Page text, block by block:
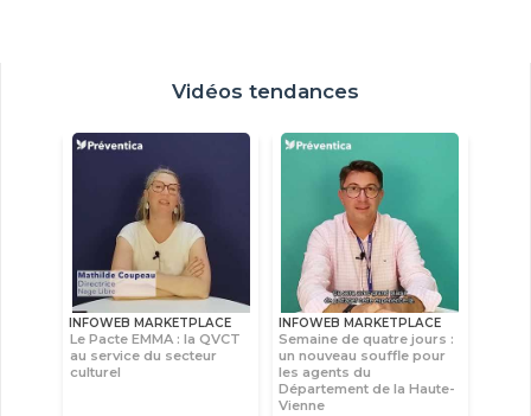
Vidéos tendances
INFOWEB MARKETPLACE
Le Pacte EMMA : la QVCT
au service du secteur
culturel
INFOWEB MARKETPLACE
Semaine de quatre jours :
un nouveau souffle pour
les agents du
Département de la Haute-
Vienne